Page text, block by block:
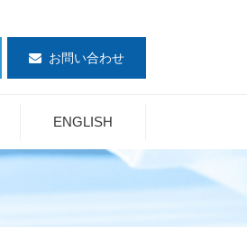
お問い合わせ
ENGLISH